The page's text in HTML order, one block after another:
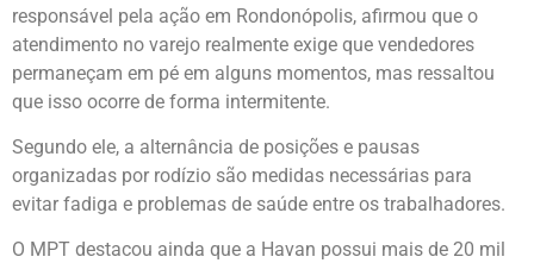
responsável pela ação em Rondonópolis, afirmou que o
atendimento no varejo realmente exige que vendedores
permaneçam em pé em alguns momentos, mas ressaltou
que isso ocorre de forma intermitente.
Segundo ele, a alternância de posições e pausas
organizadas por rodízio são medidas necessárias para
evitar fadiga e problemas de saúde entre os trabalhadores.
O MPT destacou ainda que a Havan possui mais de 20 mil